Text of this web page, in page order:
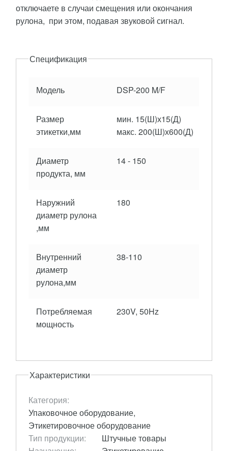
отключаете в случаи смещения или окончания
рулона, при этом, подавая звуковой сигнал.
Описание
Спецификация
Модель DSP-200 M/F
Размер
этикетки,мм
мин. 15(Ш)х15(Д)
макс. 200(Ш)х600(Д)
Диаметр
продукта, мм
14 - 150
Наружний
диаметр рулона
,мм
180
Внутренний
диаметр
рулона,мм
38-110
Потребляемая
мощность
230V, 50Hz
Характеристики
Категория:
Упаковочное оборудование,
Этикетировочное оборудование
Тип продукции:
Штучные товары